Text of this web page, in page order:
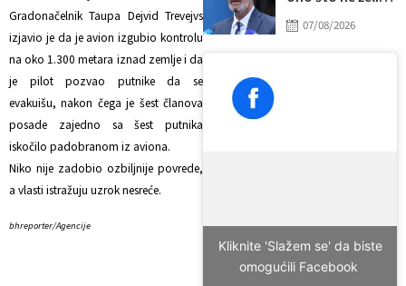
Gradonačelnik Taupa Dejvid Trevejvs
izjavio je da je avion izgubio kontrolu
na oko 1.300 metara iznad zemlje i da
je pilot pozvao putnike da se
evakuišu, nakon čega je šest članova
posade zajedno sa šest putnika
iskočilo padobranom iz aviona.
Niko nije zadobio ozbiljnije povrede,
a vlasti istražuju uzrok nesreće.
bhreporter/Agencije
tebi07/08/2026
Kliknite 'Slažem se' da biste
omogućili Facebook